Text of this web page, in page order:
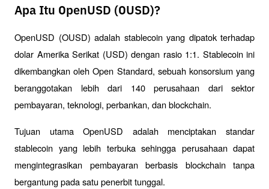
Apa Itu OpenUSD (OUSD)?
OpenUSD (OUSD) adalah stablecoin yang dipatok terhadap
dolar Amerika Serikat (USD) dengan rasio 1:1. Stablecoin ini
dikembangkan oleh Open Standard, sebuah konsorsium yang
beranggotakan lebih dari 140 perusahaan dari sektor
pembayaran, teknologi, perbankan, dan blockchain.
Tujuan utama OpenUSD adalah menciptakan standar
stablecoin yang lebih terbuka sehingga perusahaan dapat
mengintegrasikan pembayaran berbasis blockchain tanpa
bergantung pada satu penerbit tunggal.